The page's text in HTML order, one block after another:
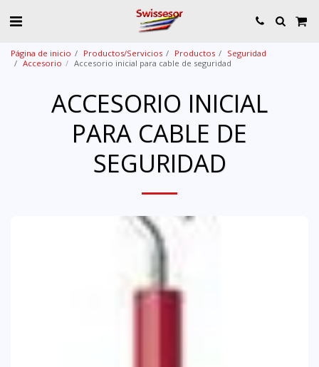
Página de inicio Productos/Servicios Productos
Seguridad
Accesorio
Accesorio inicial para cable de seguridad
ACCESORIO INICIAL
PARA CABLE DE
SEGURIDAD